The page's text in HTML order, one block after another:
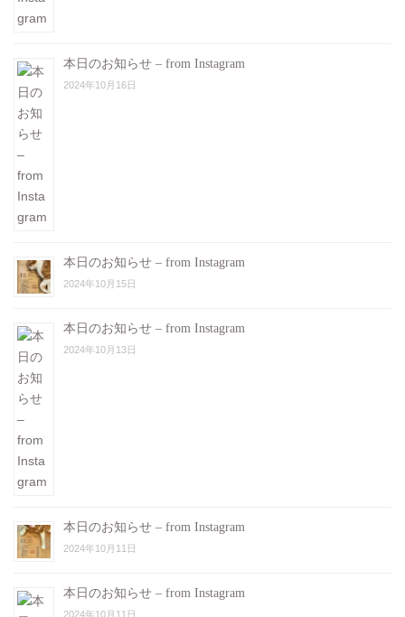
本日のお知らせ – from Instagram
2024年10月16日
本日のお知らせ – from Instagram
2024年10月15日
本日のお知らせ – from Instagram
2024年10月13日
本日のお知らせ – from Instagram
2024年10月11日
本日のお知らせ – from Instagram
2024年10月11日